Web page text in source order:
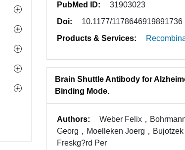
PubMed ID:
31903023
Doi:
10.1177/1178646919891736
Products & Services:
Brain Shuttle Antibody for
Binding Mode.
Authors:
Weber Felix，
Georg，Moelleken Joerg，
Freskg?rd Per